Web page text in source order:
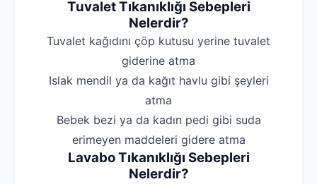
Tuvalet Tıkanıklığı Sebepleri
Nelerdir?
‌Tuvalet kağıdını çöp kutusu yerine tuvalet
giderine atma
‌Islak mendil ya da kağıt havlu gibi şeyleri
atma
‌Bebek bezi ya da kadın pedi gibi suda
erimeyen maddeleri gidere atma
Lavabo Tıkanıklığı Sebepleri
Nelerdir?